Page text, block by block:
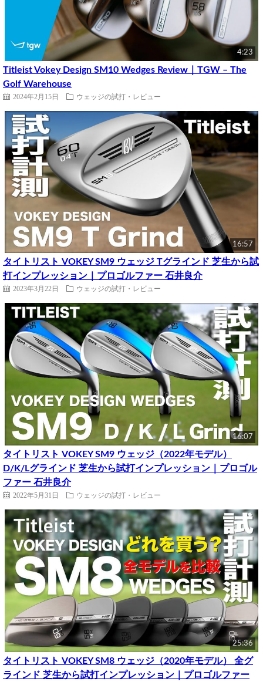
4:23
Titleist Vokey Design SM10 Wedges Review｜TGW – The
Golf Warehouse
2024年2月15日 ウェッジの試打・レビュー
16:57
タイトリスト VOKEY SM9 ウェッジ Tグラインド 芝生から試
打インプレッション｜プロゴルファー 石井良介
2023年3月22日 ウェッジの試打・レビュー
16:07
タイトリスト VOKEY SM9 ウェッジ（2022年モデル）
D/K/Lグラインド 芝生から試打インプレッション｜プロゴル
ファー 石井良介
2022年5月31日 ウェッジの試打・レビュー
25:36
タイトリスト VOKEY SM8 ウェッジ（2020年モデル） 全グ
ラインド 芝生から試打インプレッション｜プロゴルファー